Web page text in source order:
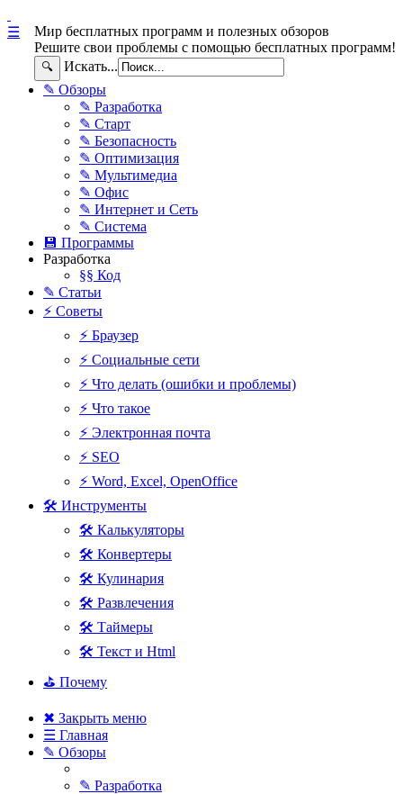
Мир бесплатных программ и полезных обзоров
Решите свои проблемы с помощью бесплатных программ!
🔍 Искать...
☰
✎ Обзоры
✎ Разработка
✎ Старт
✎ Безопасность
✎ Оптимизация
✎ Мультимедиа
✎ Офис
✎ Интернет и Сеть
✎ Система
💾 Программы
Разработка
§§ Код
✎ Статьи
⚡ Советы
⚡ Браузер
⚡ Социальные сети
⚡ Что делать (ошибки и проблемы)
⚡ Что такое
⚡ Электронная почта
⚡ SEO
⚡ Word, Excel, OpenOffice
🛠 Инструменты
🛠 Калькуляторы
🛠 Конвертеры
🛠 Кулинария
🛠 Развлечения
🛠 Таймеры
🛠 Текст и Html
⛳ Почему
✖ Закрыть меню
☰ Главная
✎ Обзоры
✎ Разработка